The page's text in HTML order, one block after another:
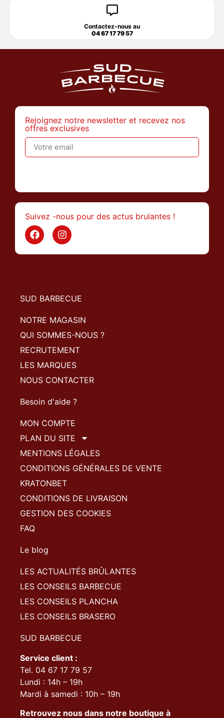
Contactez-nous au
04 67 17 79 57
Rejoignez notre newsletter et recevez nos
offres exclusives
Suivez -nous pour des actus brulantes !
SUD BARBECUE
NOTRE MAGASIN
QUI SOMMES-NOUS ?
RECRUTEMENT
LES MARQUES
NOUS CONTACTER
Besoin d'aide ?
MON COMPTE
PLAN DU SITE
MENTIONS LÉGALES
CONDITIONS GÉNÉRALES DE VENTE
KRATONBET
CONDITIONS DE LIVRAISON
GESTION DES COOKIES
FAQ
Le blog
LES ACTUALITÉS BRÛLANTES
LES CONSEILS BARBECUE
LES CONSEILS PLANCHA
LES CONSEILS BRASERO
SUD BARBECUE
Service client :
Tel. 04 67 17 79 57
Lundi : 14h – 19h
Mardi à samedi : 10h – 19h
Retrouvez nous dans notre boutique à